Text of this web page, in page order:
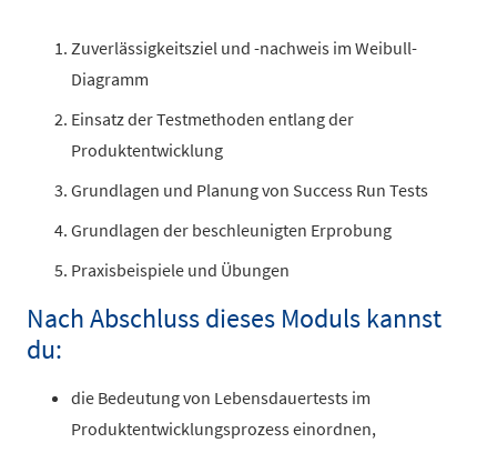
Zuverlässigkeitsziel und -nachweis im Weibull-
Diagramm
Einsatz der Testmethoden entlang der
Produktentwicklung
Grundlagen und Planung von Success Run Tests
Grundlagen der beschleunigten Erprobung
Praxisbeispiele und Übungen
Nach Abschluss dieses Moduls kannst
du:
die Bedeutung von Lebensdauertests im
Produktentwicklungsprozess einordnen,